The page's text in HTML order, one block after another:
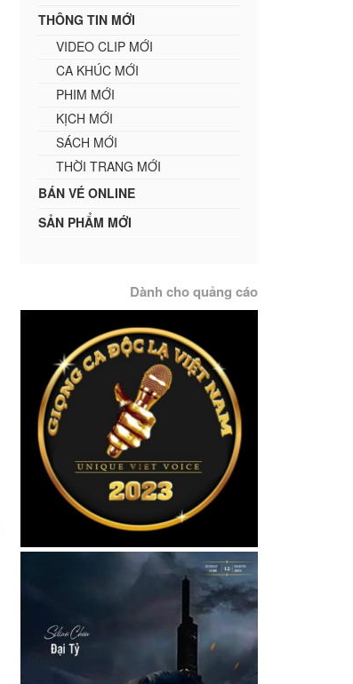
THÔNG TIN MỚI
VIDEO CLIP MỚI
CA KHÚC MỚI
PHIM MỚI
KỊCH MỚI
SÁCH MỚI
THỜI TRANG MỚI
BÁN VÉ ONLINE
SẢN PHẨM MỚI
Dành cho quảng cáo